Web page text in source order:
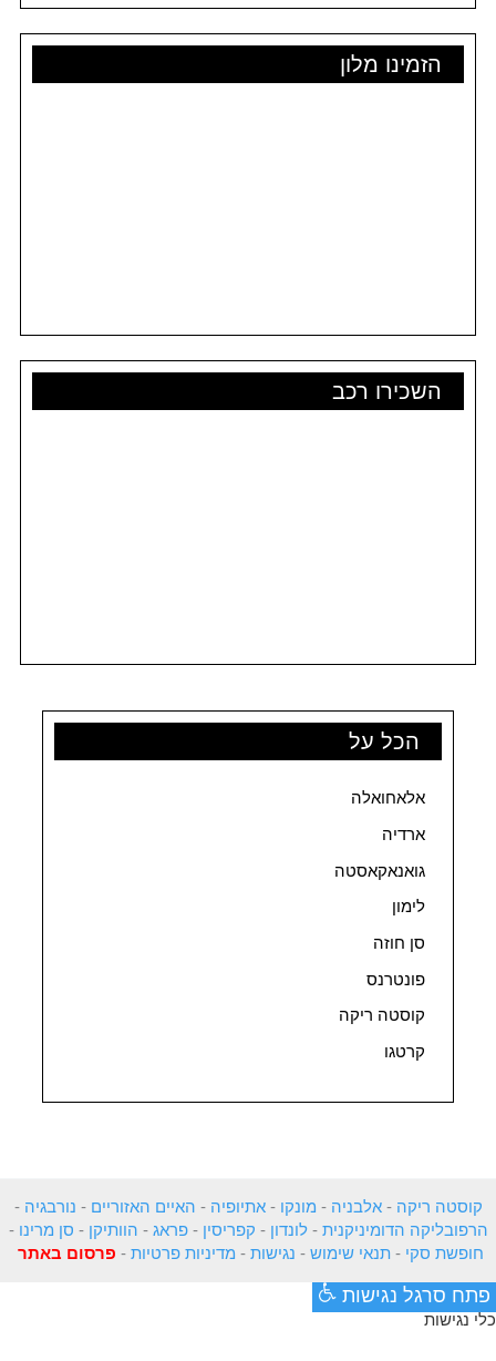
הזמינו מלון
השכירו רכב
הכל על
אלאחואלה
ארדיה
גואנאקאסטה
לימון
סן חוזה
פונטרנס
קוסטה ריקה
קרטגו
קוסטה ריקה -אלבניה - מונקו -אתיופיה - האיים האזוריים - נורבגיה -
הרפובליקה הדומיניקנית -לונדון - קפריסין -פראג - הוותיקן - סן מרינו -
חופשת סקי -תנאי שימוש - נגישות - מדיניות פרטיות - פרסום באתר
פתח סרגל נגישות
כלי נגישות